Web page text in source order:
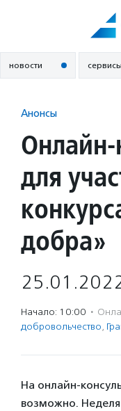
новости сервисы
Анонсы
Онлайн-
для
добра»
Начало: 10:00 ·
доброволь­чест­во,
На онлайн-
возможно.